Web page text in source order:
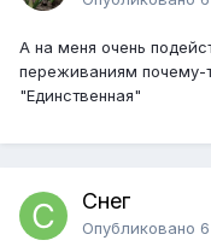
А на меня очень
переживаниям почему-
"Единственная"
Снег
Опубликовано